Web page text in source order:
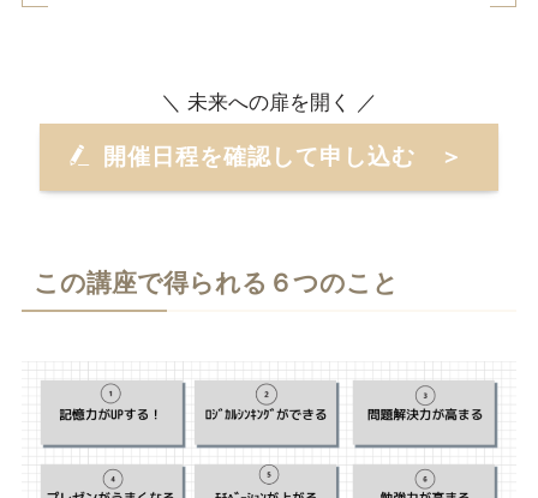
＼ 未来への扉を開く ／
開催日程を確認して申し込む ＞
この講座で得られる６つのこと